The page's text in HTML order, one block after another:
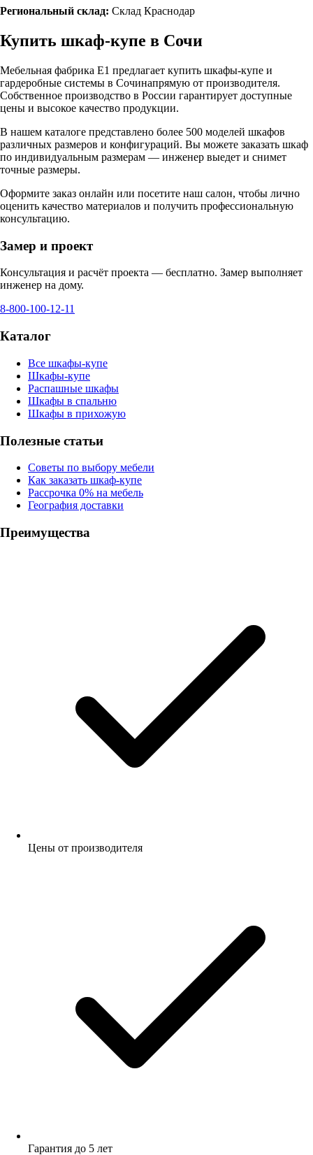
Региональный склад: Склад Краснодар
Купить шкаф-купе в Сочи
Мебельная фабрика Е1 предлагает купить шкафы-купе и
гардеробные системы в Сочинапрямую от производителя.
Собственное производство в России гарантирует доступные
цены и высокое качество продукции.
В нашем каталоге представлено более 500 моделей шкафов
различных размеров и конфигураций. Вы можете заказать шкаф
по индивидуальным размерам — инженер выедет и снимет
точные размеры.
Оформите заказ онлайн или посетите наш салон, чтобы лично
оценить качество материалов и получить профессиональную
консультацию.
Замер и проект
Консультация и расчёт проекта — бесплатно. Замер выполняет
инженер на дому.
8-800-100-12-11
Каталог
Все шкафы-купе
Шкафы-купе
Распашные шкафы
Шкафы в спальню
Шкафы в прихожую
Полезные статьи
Советы по выбору мебели
Как заказать шкаф-купе
Рассрочка 0% на мебель
География доставки
Преимущества
Цены от производителя
Гарантия до 5 лет